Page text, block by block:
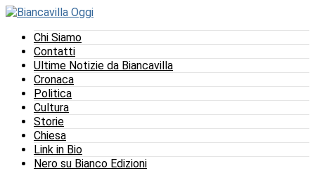
Chi Siamo
Contatti
Ultime Notizie da Biancavilla
Cronaca
Politica
Cultura
Storie
Chiesa
Link in Bio
Nero su Bianco Edizioni